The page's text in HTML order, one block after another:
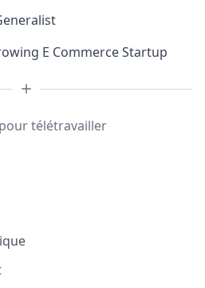
E Commerce Startup
télétravailler